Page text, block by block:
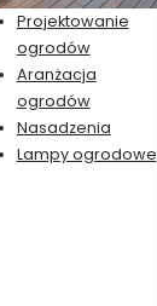
Projektowanie
ogrodów
Aranżacja
ogrodów
Nasadzenia
Lampy ogrodowe